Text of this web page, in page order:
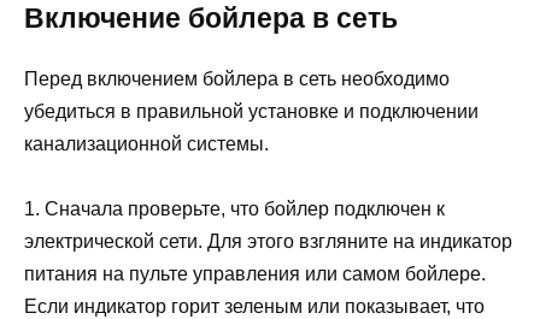
Включение бойлера в сеть
Перед включением бойлера в сеть необходимо
убедиться в правильной установке и подключении
канализационной системы.
1. Сначала проверьте, что бойлер подключен к
электрической сети. Для этого взгляните на индикатор
питания на пульте управления или самом бойлере.
Если индикатор горит зеленым или показывает, что